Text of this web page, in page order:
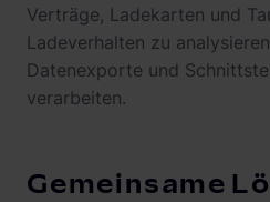
Verträge, Ladekarten und
Ladeverhalten zu
Datenexporte und
verarbeiten.
Gemeinsame